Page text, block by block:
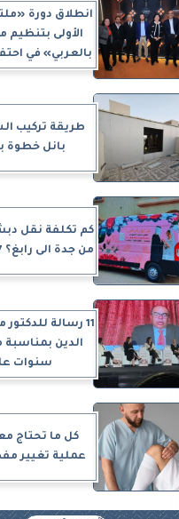
انطلاق دورة
الأولى
بالعربي» في
طريقة تركيب
بانل خطوة
كم تكلفة نقل
من جدة الى رابغ؟ 0547536067
11 رسالة
الدين
سنوات
كل ما تحتاج
عملية تغيير